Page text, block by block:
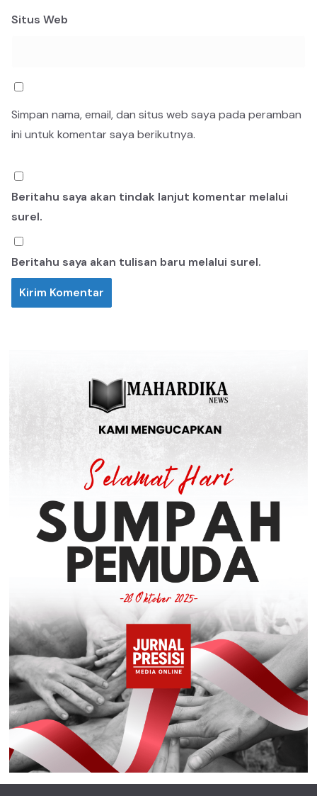
Situs Web
Simpan nama, email, dan situs web saya pada peramban
ini untuk komentar saya berikutnya.
Beritahu saya akan tindak lanjut komentar melalui
surel.
Beritahu saya akan tulisan baru melalui surel.